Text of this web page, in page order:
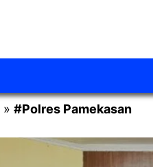
» #Polres Pamekasan